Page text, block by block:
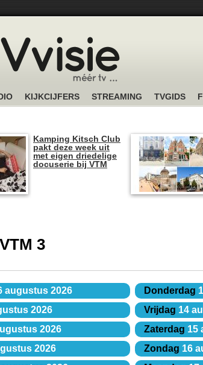
KIJKCIJFERS STREAMING TVGIDS
Kamping Kitsch Club
pakt deze week uit
met eigen driedelige
docuserie bij VTM
3
augustus 2026
2026
2026
2026
Donderdag
Vrijdag 14
Zaterdag 15
Zondag 16